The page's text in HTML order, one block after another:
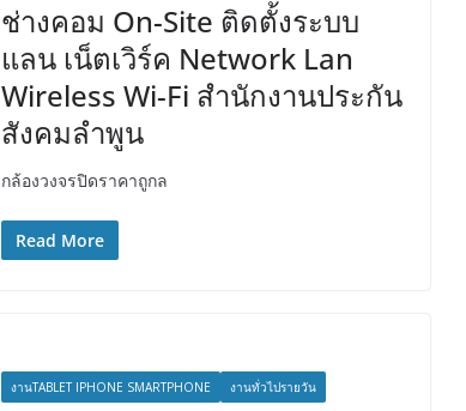
ช่างคอม On-Site ติดตั้งระบบ
แลน เน็ตเวิร์ค Network Lan
Wireless Wi-Fi สำนักงานประกัน
สังคมลำพูน
กล้องวงจรปิดราคาถูกล
Read More
งานTABLET IPHONE SMARTPHONE งานทั่วไปรายวัน